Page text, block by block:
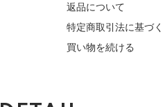
返品について
特定商取引法に基づ
買い物を続ける